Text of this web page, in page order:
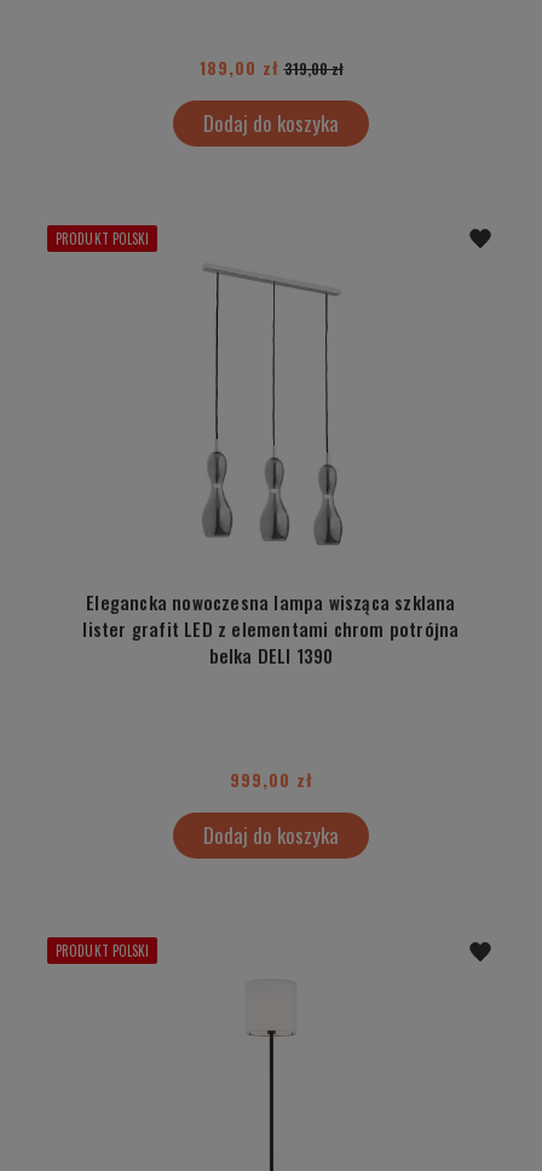
189,00 zł 319,00 zł
Dodaj do koszyka
Elegancka nowoczesna lampa wisząca szklana
lister grafit LED z elementami chrom potrójna
belka DELI 1390
999,00 zł
Dodaj do koszyka
PRODUKT POLSKI
PRODUKT POLSKI